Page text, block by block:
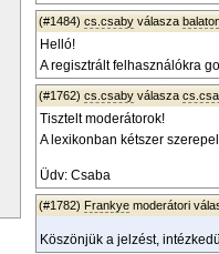
(#1484) cs.csaby válasza
Helló!
A regisztrált felhasználókra
(#1762) cs.csaby válasza
Tisztelt moderátorok!
A lexikonban kétszer
Üdv: Csaba
(#1782) Frankye moderátori
Köszönjük a jelzést,